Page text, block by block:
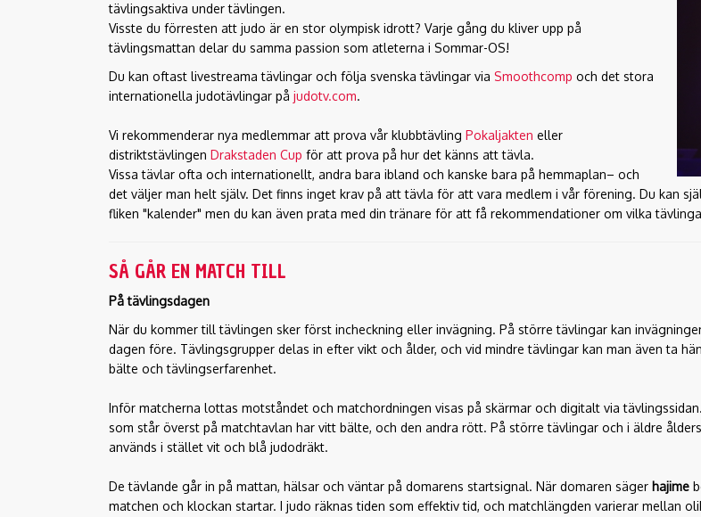
tävlingsaktiva under tävlingen.
Visste du förresten att judo är en stor olympisk idrott? Varje gång du kliver upp på
tävlingsmattan delar du samma passion som atleterna i Sommar-OS!
Du kan oftast livestreama tävlingar och följa svenska tävlingar via Smoothcomp och det stora
internationella judotävlingar på judotv.com.
Vi rekommenderar nya medlemmar att prova vår klubbtävling Pokaljakten eller
distriktstävlingen Drakstaden Cup för att prova på hur det känns att tävla.
Vissa tävlar ofta och internationellt, andra bara ibland och kanske bara på hemmaplan– och
det väljer man helt själv. Det finns inget krav på att tävla för att vara medlem i vår förening. Du kan
fliken "kalender" men du kan även prata med din tränare för att få rekommendationer om vilka
SÅ GÅR EN MATCH TILL
På tävlingsdagen
När du kommer till tävlingen sker först incheckning eller invägning. På större tävlingar kan
dagen före. Tävlingsgrupper delas in efter vikt och ålder, och vid mindre tävlingar kan man även ta
bälte och tävlingserfarenhet.
Inför matcherna lottas motståndet och matchordningen visas på skärmar och digitalt via
som står överst på matchtavlan har vitt bälte, och den andra rött. På större tävlingar och i äldre
används i stället vit och blå judodräkt.
De tävlande går in på mattan, hälsar och väntar på domarens startsignal. När domaren säger hajime
matchen och klockan startar. I judo räknas tiden som effektiv tid, och matchlängden varierar mellan